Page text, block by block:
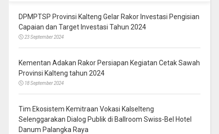
DPMPTSP Provinsi Kalteng Gelar Rakor Investasi Pengisian
Capaian dan Target Investasi Tahun 2024
23 September 2024
Kementan Adakan Rakor Persiapan Kegiatan Cetak Sawah
Provinsi Kalteng tahun 2024
18 September 2024
Tim Ekosistem Kemitraan Vokasi Kalselteng
Selenggarakan Dialog Publik di Ballroom Swiss-Bel Hotel
Danum Palangka Raya